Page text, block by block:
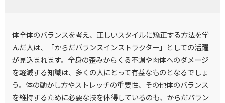
体全体のバランスを考え、正しいスタイルに矯正する方法を学
んだ人は、「からだバランスインストラクター」としての活躍
が見込まれます。全身の歪みからくる不調や肉体へのダメージ
を軽減する知識は、多くの人にとって有益なものとなるでしょ
う。体の動かし方やストレッチの重要性、その他体のバランス
を維持するために必要な技を体得しているのも、からだバラン